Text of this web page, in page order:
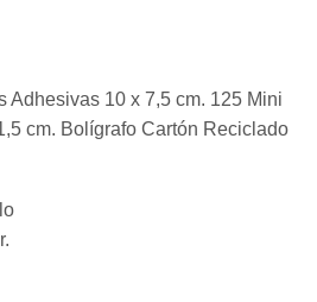
Adhesivas 10 x 7,5 cm. 125 Mini
cm. Bolígrafo Cartón Reciclado